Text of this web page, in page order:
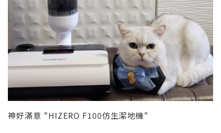
神好滿意 "HIZERO F100仿生潔地機"